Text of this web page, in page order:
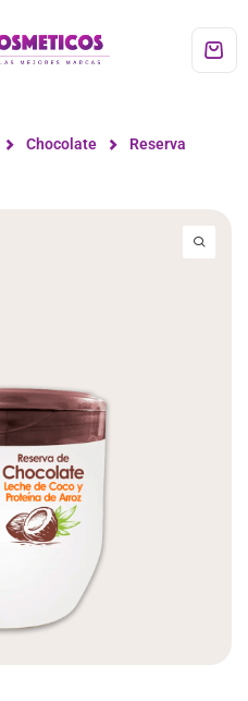
Chocolate
Reserva